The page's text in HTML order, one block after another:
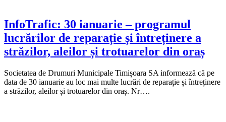
InfoTrafic: 30 ianuarie – programul
lucrărilor de reparație și întreținere a
străzilor, aleilor și trotuarelor din oraș
Societatea de Drumuri Municipale Timișoara SA informează că pe
data de 30 ianuarie au loc mai multe lucrări de reparație și întreținere
a străzilor, aleilor și trotuarelor din oraș. Nr….